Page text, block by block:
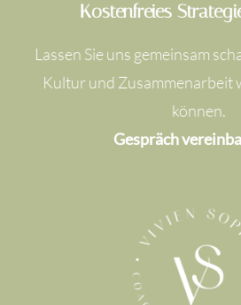
Kostenfreies
Lassen Sie uns gemeinsam
Kultur und Zusammenarbeit
können.
Gespräch